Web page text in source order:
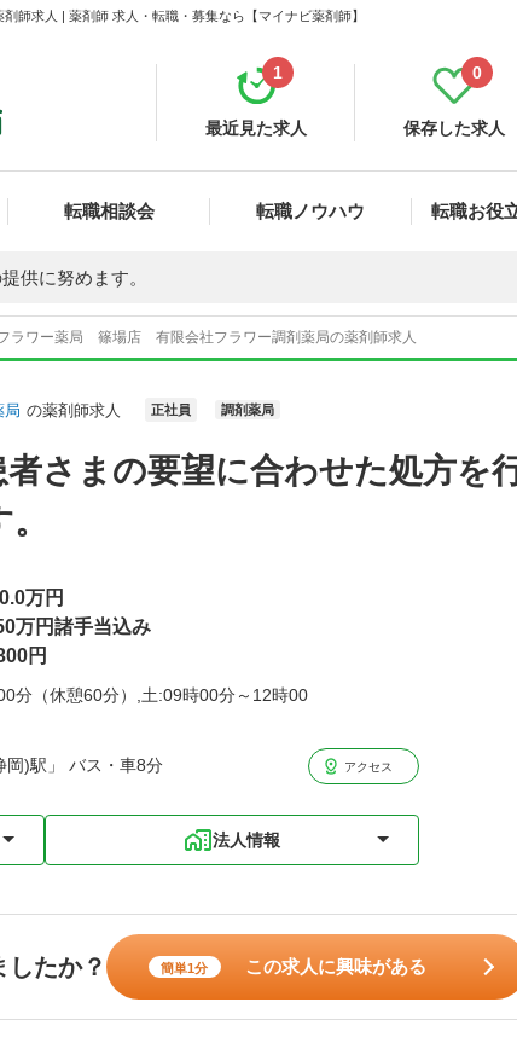
求人 | 薬剤師 求人・転職・募集なら【マイナビ薬剤師】
最近見た求人
1
保存した求人
0
転職相談会 転職ノウハウ 転職お役
供に努めます。
ラワー薬局 篠場店 有限会社フラワー調剤薬局の薬剤師求人
局 の薬剤師求人 正社員 調剤薬局
さまの要望に合わせた処方を
万円
万円諸手当込み
円
分（休憩60分）,土:09時00分～12時00
岡)駅」 バス・車8分 アクセス
法人情報
したか？ 簡単1分 この求人に興味がある